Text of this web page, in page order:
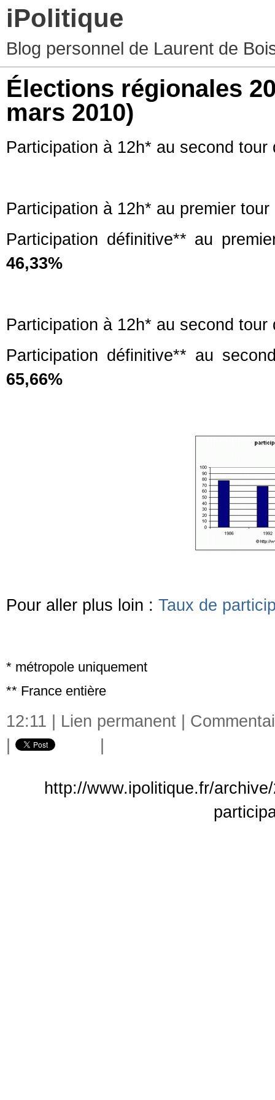
iPolitique
Blog personnel de Laurent de
Élections régionales
mars 2010)
Participation à 12h* au second
Participation à 12h* au premier
Participation définitive** au
46,33%
Participation à 12h* au second
Participation définitive** au
65,66%
Pour aller plus loin : Taux de
* métropole uniquement
** France entière
12:11 | Lien permanent
http://www.ipolitique.fr/